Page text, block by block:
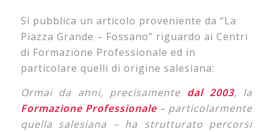
Si pubblica un articolo proveniente da “La
Piazza Grande – Fossano” riguardo ai Centri
di Formazione Professionale ed in
particolare quelli di origine salesiana:
Ormai da anni, precisamente dal 2003, la
Formazione Professionale– particolarmente
quella salesiana – ha strutturato percorsi